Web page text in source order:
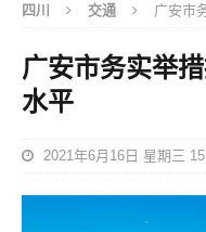
四川 交通 广安市
广安市务实举
水平
2021年6月16日 星期三